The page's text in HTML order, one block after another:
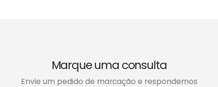
Marque uma consulta
Envie um pedido de marcação e respondemos